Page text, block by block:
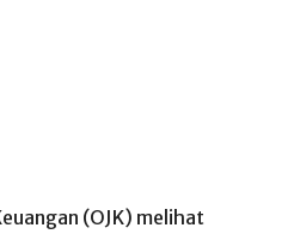
(OJK) melihat